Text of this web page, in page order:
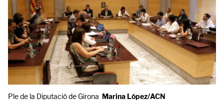
Ple de la Diputació de Girona Marina López/ACN